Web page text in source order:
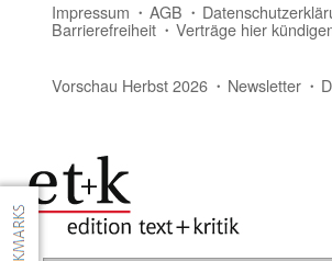
Impressum AGB
Barrierefreiheit Verträge hier
Vorschau Herbst 2026 Newsletter